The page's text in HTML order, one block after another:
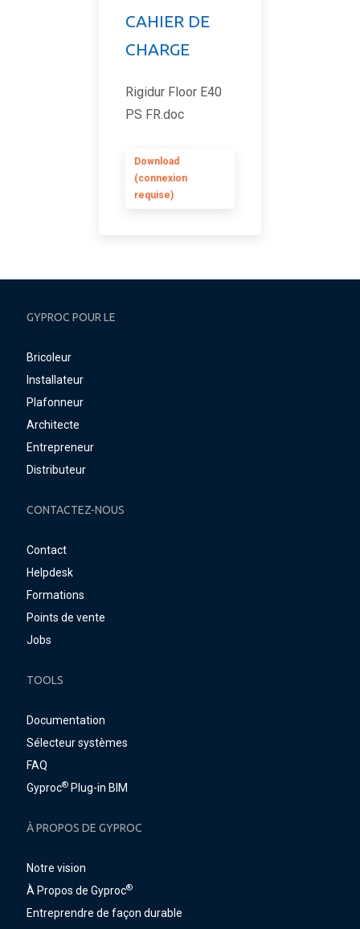
CAHIER DE
CHARGE
Rigidur Floor E40
PS FR.doc
Download
(connexion
requise)
GYPROC POUR LE
Bricoleur
Installateur
Plafonneur
Architecte
Entrepreneur
Distributeur
CONTACTEZ-NOUS
Contact
Helpdesk
Formations
Points de vente
Jobs
TOOLS
Documentation
Sélecteur systèmes
FAQ
Gyproc® Plug-in BIM
À PROPOS DE GYPROC
Notre vision
À Propos de Gyproc®
Entreprendre de façon durable